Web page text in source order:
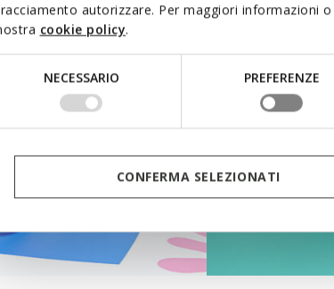
autorizzare. Per maggiori informazioni
cookie policy.
NECESSARIO PREFERENZE
CONFERMA SELEZIONATI